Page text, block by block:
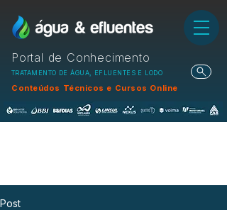
Portal de Conhecimento
TRATAMENTO DE ÁGUA, EFLUENTES E LODO
Conteúdos Técnicos e Cursos Online
Post